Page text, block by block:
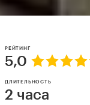
РЕЙТИНГ
5,0
ДЛИТЕЛЬНОСТЬ
2 часа